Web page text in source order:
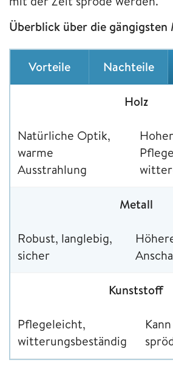
Überblick über die gängigsten
Vorteile Nachteile
Holz
Natürliche Optik,
warme
Ausstrahlung
Hoher
Metall
Robust, langlebig,
sicher
Kunststoff
Pflegeleicht,
witterungsbeständig